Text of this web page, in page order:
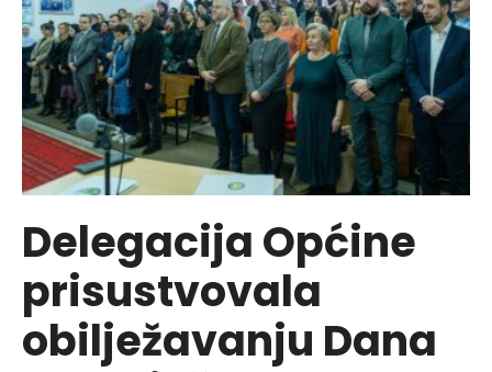
škola
iz
Delegacija Općine
prisustvovala
obilježavanju Dana